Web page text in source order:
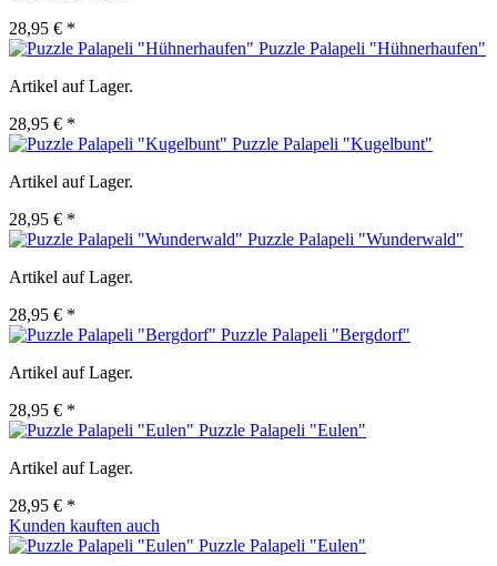
28,95 € *
Puzzle Palapeli "Hühnerhaufen"
Artikel auf Lager.
28,95 € *
Puzzle Palapeli "Kugelbunt"
Artikel auf Lager.
28,95 € *
Puzzle Palapeli "Wunderwald"
Artikel auf Lager.
28,95 € *
Puzzle Palapeli "Bergdorf"
Artikel auf Lager.
28,95 € *
Puzzle Palapeli "Eulen"
Artikel auf Lager.
28,95 € *
Kunden kauften auch
Puzzle Palapeli "Eulen"